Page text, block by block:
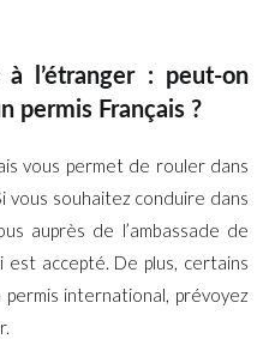
à l’étranger : peut-on
permis Français ?
vous permet de rouler dans
vous souhaitez conduire dans
auprès de l’ambassade de
accepté. De plus, certains
international, prévoyez